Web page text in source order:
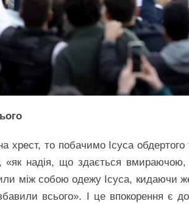
хрест, то побачимо Ісуса
«як надія, що здається
між собою одежу Ісуса, кидаючи
всього». І це впокорення є